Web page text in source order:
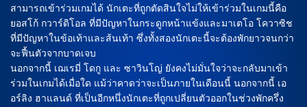
สามารถเข้าร่วมเกมได้ นักเตะที่ถูกตัดสินใจไม่ให้เข้าร่วมในเกมนี้คือ
ยอสโก้ กวาร์ดิโอล ที่มีปัญหาในกระดูกหน้าแข้งและมาเตโอ โควาซิช
ที่มีปัญหาในข้อเท้าและส้นเท้า ซึ่งทั้งสองนักเตะนี้จะต้องพักยาวจนกว่า
จะฟื้นตัวจากบาดเจบ
นอกจากนี้ เฌเรมี่ โดกู และ ซาวินโญ่ ยังคงไม่มั่นใจว่าจะกลับมาเข้า
ร่วมในเกมได้เมื่อใด แม้ว่าคาดว่าจะเป็นภายในเดือนนี้ นอกจากนี้ เอ
อร์ลิง ฮาแลนด์ ที่เป็นอีกหนึ่งนักเตะที่ถูกเปลี่ยนตัวออกในช่วงพักครึ่ง